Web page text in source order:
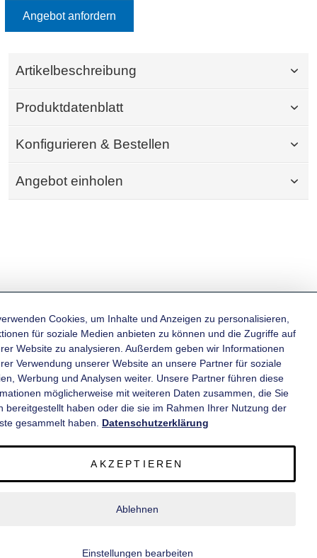
Angebot anfordern
Artikelbeschreibung
Produktdatenblatt
Konfigurieren & Bestellen
Angebot einholen
KATEGORIEN
INFORMATIONEN
© 2020 wm meyer® Fahrzeugbau AG. Alle Rechte vorbehalten.
Cookies, um Inhalte und Anzeigen zu personalisieren,
für soziale Medien anbieten zu können und die Zugriffe auf
Website zu analysieren. Außerdem geben wir Informationen
Verwendung unserer Website an unsere Partner für soziale
Werbung und Analysen weiter. Unsere Partner führen diese
möglicherweise mit weiteren Daten zusammen, die Sie
bereitgestellt haben oder die sie im Rahmen Ihrer Nutzung der
gesammelt haben. Datenschutzerklärung
AKZEPTIEREN
Ablehnen
Einstellungen bearbeiten